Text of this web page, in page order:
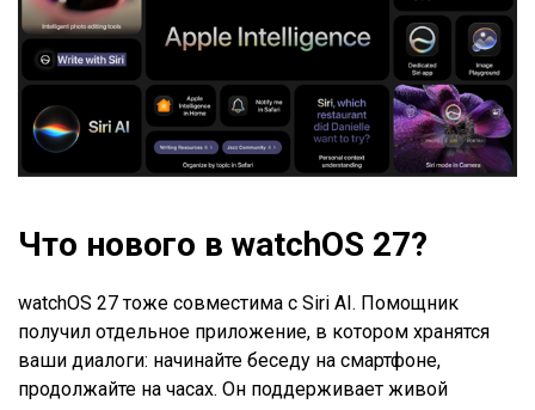
Что нового в watchOS 27?
watchOS 27 тоже совместима с Siri AI. Помощник
получил отдельное приложение, в котором хранятся
ваши диалоги: начинайте беседу на смартфоне,
продолжайте на часах. Он поддерживает живой